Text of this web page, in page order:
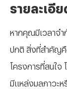
รายละเอี
หากคุณมีเวลาจำ
ปกติ สิ่งที่สำคัญคื
โครงการที่สนใจ
มีแหล่งมลภาวะห